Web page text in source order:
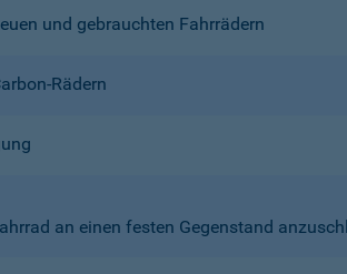
und gebrauchten Fahrrädern
Rädern
an einen festen Gegenstand